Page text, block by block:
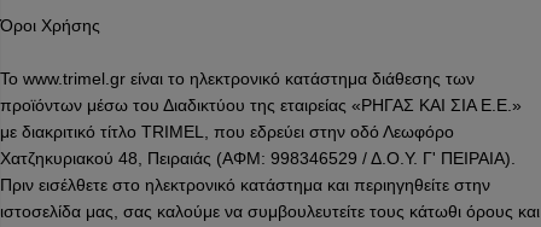
Όροι Χρήσης
Το www.trimel.gr είναι το ηλεκτρονικό κατάστημα διάθεσης των
προϊόντων μέσω του Διαδικτύου της εταιρείας «ΡΗΓΑΣ ΚΑΙ ΣΙΑ Ε.Ε.»
με διακριτικό τίτλο TRIMEL, που εδρεύει στην οδό Λεωφόρο
Χατζηκυριακού 48, Πειραιάς (ΑΦΜ: 998346529 / Δ.Ο.Υ. Γ' ΠΕΙΡΑΙΑ).
Πριν εισέλθετε στο ηλεκτρονικό κατάστημα και περιηγηθείτε στην
ιστοσελίδα μας, σας καλούμε να συμβουλευτείτε τους κάτωθι όρους και